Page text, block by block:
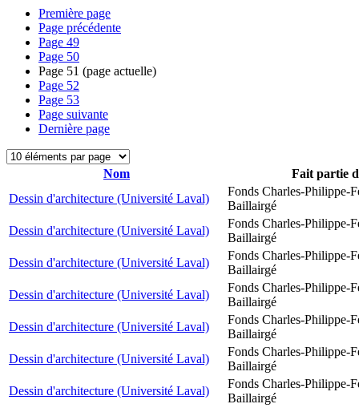
Première page
Page précédente
Page 49
Page 50
Page 51 (page actuelle)
Page 52
Page 53
Page suivante
Dernière page
Nom
Fait partie
Dessin d'architecture (Université Laval)
Fonds Charles-Philippe-
Baillairgé
Dessin d'architecture (Université Laval)
Fonds Charles-Philippe-
Baillairgé
Dessin d'architecture (Université Laval)
Fonds Charles-Philippe-
Baillairgé
Dessin d'architecture (Université Laval)
Fonds Charles-Philippe-
Baillairgé
Dessin d'architecture (Université Laval)
Fonds Charles-Philippe-
Baillairgé
Dessin d'architecture (Université Laval)
Fonds Charles-Philippe-
Baillairgé
Dessin d'architecture (Université Laval)
Fonds Charles-Philippe-
Baillairgé